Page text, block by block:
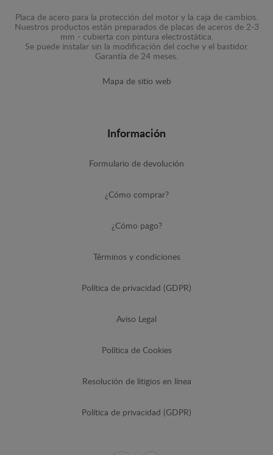
Placa de acero para la protección del motor y la caja de cambios.
Nuestros productos están preparados de placas de aceros de 2-3
mm - cubierta con pintura electrostática.
Se puede instalar sin la modificación del coche y el bastidor.
Garantía de 24 meses.
Mapa de sitio web
Información
Formulario de devolución
¿Cómo comprar?
¿Cómo pago?
Términos y condiciones
Política de privacidad (GDPR)
Aviso Legal
Política de Cookies
Resolución de litigios en línea
Política de privacidad (GDPR)